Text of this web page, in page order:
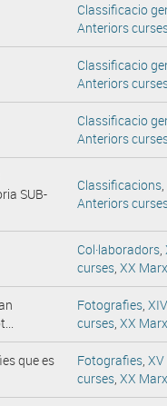
Classificacio
Anteriors
Classificacio
Anteriors
Classificacio
Anteriors
SUB-
Classificacions,
Anteriors
Col·laboradors,
curses, XX
Fotografies,
curses, XX
que es
Fotografies,
curses, XX